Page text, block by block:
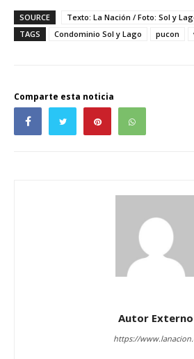
SOURCE
Texto: La Nación / Foto: Sol y
TAGS
Condominio Sol y Lago pucon
Comparte esta noticia
Autor Externo
https://